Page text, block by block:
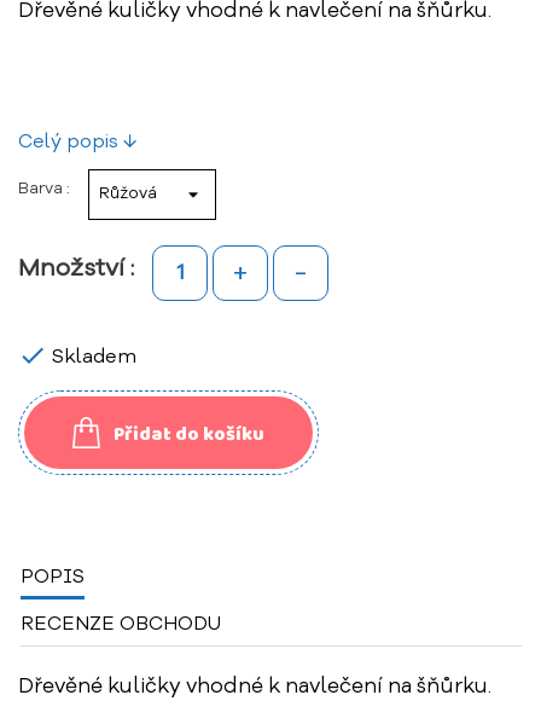
Dřevěné kuličky vhodné k navlečení na šňůrku.
Celý popis ↓
Barva :
Množství : + -
 Skladem
Přidat do košíku
POPIS
RECENZE OBCHODU
Dřevěné kuličky vhodné k navlečení na šňůrku.